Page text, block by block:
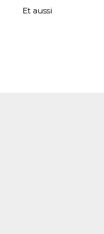
Et aussi